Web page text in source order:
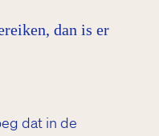
dan is er
dat in de